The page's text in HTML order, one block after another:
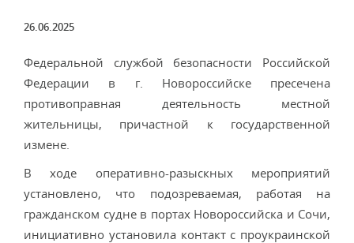
26.06.2025
Федеральной службой безопасности Российской
Федерации в г. Новороссийске пресечена
противоправная деятельность местной
жительницы, причастной к государственной
измене.
В ходе оперативно-разыскных мероприятий
установлено, что подозреваемая, работая на
гражданском судне в портах Новороссийска и Сочи,
инициативно установила контакт с проукраинской